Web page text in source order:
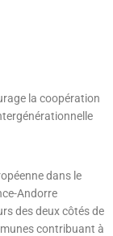
la coopération
dans le
Andorre
des deux côtés de
contribuant à